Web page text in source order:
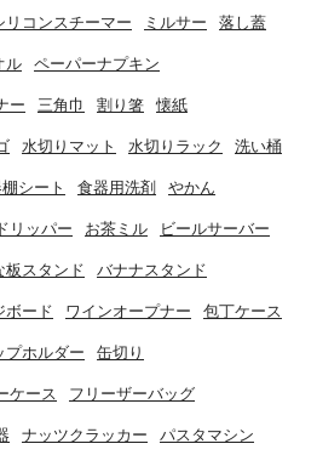
リコンスチーマー ミルサー 落し蓋
ル ペーパーナプキン
ー 三角巾 割り箸 懐紙
水切りマット 水切りラック 洗い桶
シート 食器用洗剤 やかん
リッパー お茶ミル ビールサーバー
板スタンド バナナスタンド
ボード ワインオープナー 包丁ケース
プホルダー 缶切り
ケース フリーザーバッグ
ナッツクラッカー パスタマシン